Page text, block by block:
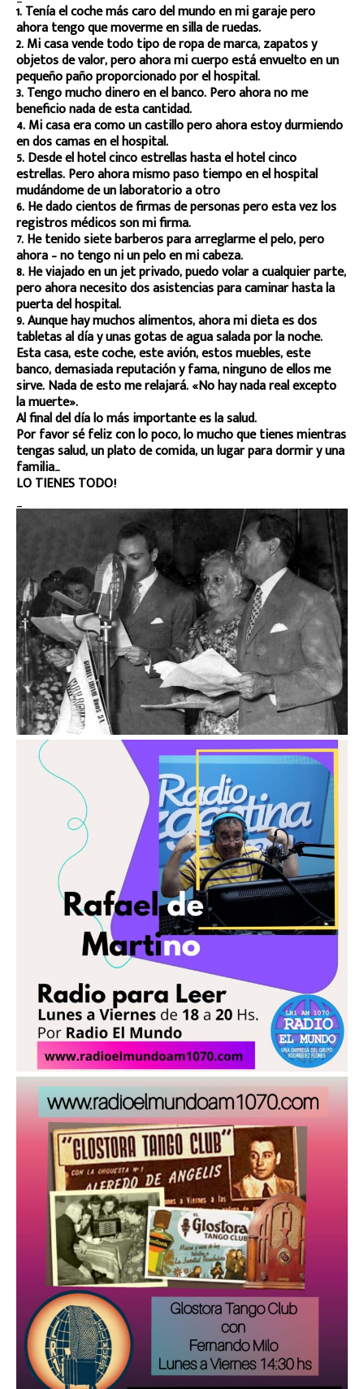
1. Tenía el coche más caro del mundo en mi garaje pero
ahora tengo que moverme en silla de ruedas.
2. Mi casa vende todo tipo de ropa de marca, zapatos y
objetos de valor, pero ahora mi cuerpo está envuelto en un
pequeño paño proporcionado por el hospital.
3. Tengo mucho dinero en el banco. Pero ahora no me
beneficio nada de esta cantidad.
4. Mi casa era como un castillo pero ahora estoy durmiendo
en dos camas en el hospital.
5. Desde el hotel cinco estrellas hasta el hotel cinco
estrellas. Pero ahora mismo paso tiempo en el hospital
mudándome de un laboratorio a otro
6. He dado cientos de firmas de personas pero esta vez los
registros médicos son mi firma.
7. He tenido siete barberos para arreglarme el pelo, pero
ahora – no tengo ni un pelo en mi cabeza.
8. He viajado en un jet privado, puedo volar a cualquier parte,
pero ahora necesito dos asistencias para caminar hasta la
puerta del hospital.
9. Aunque hay muchos alimentos, ahora mi dieta es dos
tabletas al día y unas gotas de agua salada por la noche.
Esta casa, este coche, este avión, estos muebles, este
banco, demasiada reputación y fama, ninguno de ellos me
sirve. Nada de esto me relajará. «No hay nada real excepto
la muerte».
Al final del día lo más importante es la salud.
Por favor sé feliz con lo poco, lo mucho que tienes mientras
tengas salud, un plato de comida, un lugar para dormir y una
familia…
LO TIENES TODO!